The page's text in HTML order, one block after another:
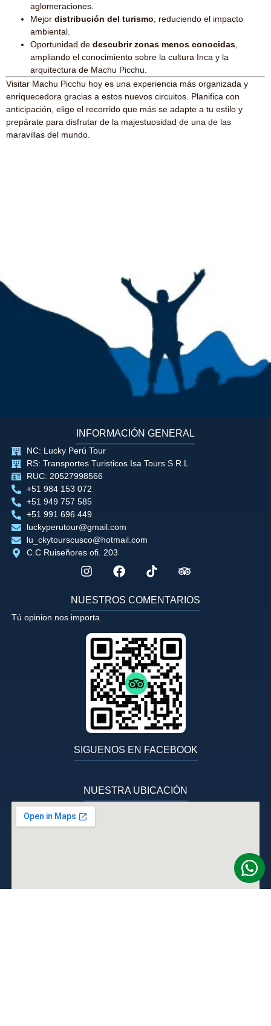
aglomeraciones.
Mejor distribución del turismo , reduciendo el impacto
ambiental.
Oportunidad de descubrir zonas menos conocidas
ampliando el conocimiento sobre la cultura Inca y la
arquitectura de Machu Picchu.
Visitar Machu Picchu hoy es una experiencia más organizada y
enriquecedora gracias a estos nuevos circuitos. Planifica con
anticipación, elige el recorrido que más se adapte a tu estilo y
prepárate para disfrutar de la majestuosidad de una de las
maravillas del mundo.
INFORMACIÓN GENERAL
NC: Lucky Perú Tour
RS: Transportes Turisticos Isa Tours S.R.L
RUC: 20527998566
+51 984 153 072
+51 949 757 585
+51 991 696 449
luckyperutour@gmail.com
lu_ckytourscusco@hotmail.com
C.C Ruiseñores ofi. 203
NUESTROS COMENTARIOS
Tú opinion nos importa
SIGUENOS EN FACEBOOK
NUESTRA UBICACIÓN